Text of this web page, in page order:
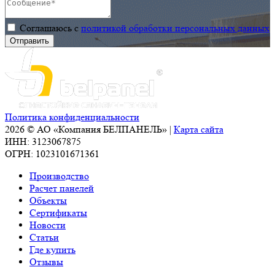
теплоизоляционного
сердечника)
для
разведением
Соглашаюсь с политикой обработки персональных данных
Политика конфиденциальности
2026 © АО «Компания БЕЛПАНЕЛЬ» | Карта сайта
ИНН: 3123067875
ОГРН: 1023101671361
Производство
Расчет панелей
Объекты
Сертификаты
Новости
Статьи
Где купить
Отзывы